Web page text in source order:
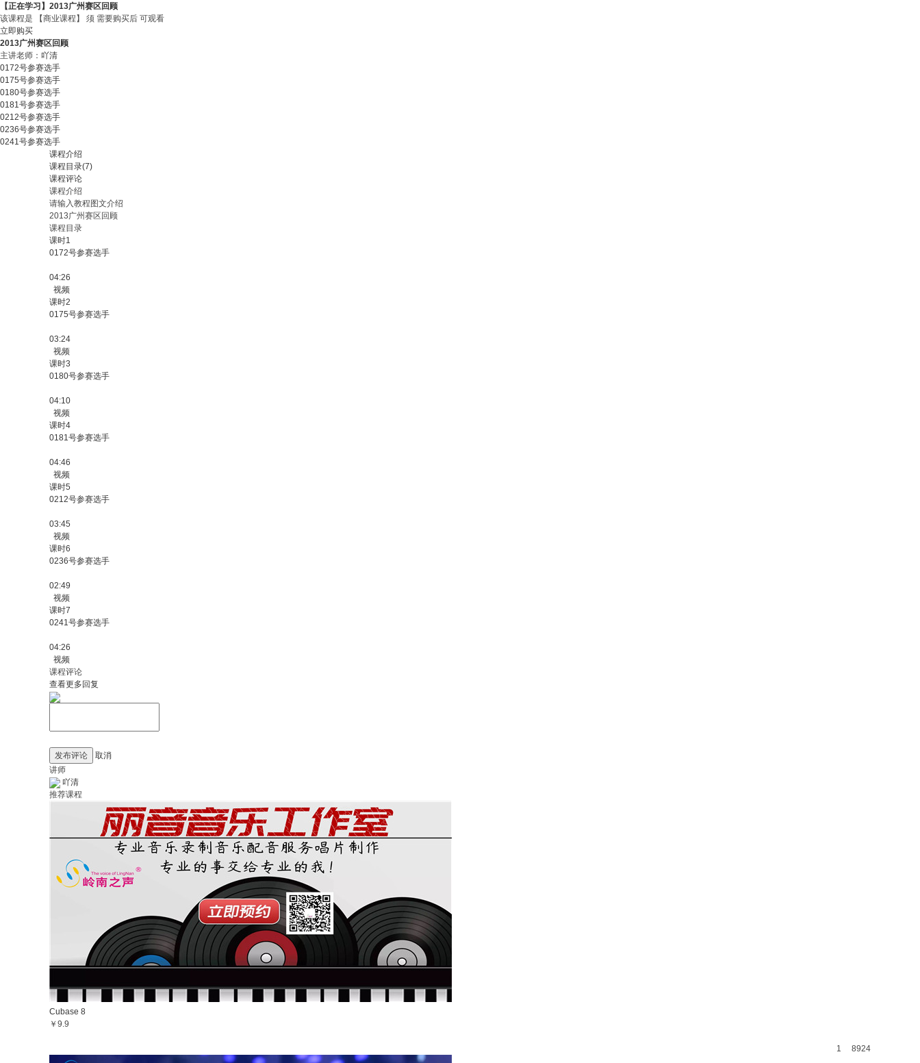
【正在学习】2013广州赛区回顾
该课程是
【商业课程】 须 需要购买后 可观看
立即购买
2013广州赛区回顾
主讲老师： 吖清
0172号参赛选手
0175号参赛选手
0180号参赛选手
0181号参赛选手
0212号参赛选手
0236号参赛选手
0241号参赛选手
课程介绍
课程目录(7)
课程评论
课程介绍
请输入教程图文介绍
2013广州赛区回顾
课程目录
课时1
0172号参赛选手
04:26
视频
课时2
0175号参赛选手
03:24
视频
课时3
0180号参赛选手
04:10
视频
课时4
0181号参赛选手
04:46
视频
课时5
0212号参赛选手
03:45
视频
课时6
0236号参赛选手
02:49
视频
课时7
0241号参赛选手
04:26
视频
课程评论
查看更多回复
发布评论
取消
讲师
吖清
推荐课程
Cubase 8
￥9.9
1 8924